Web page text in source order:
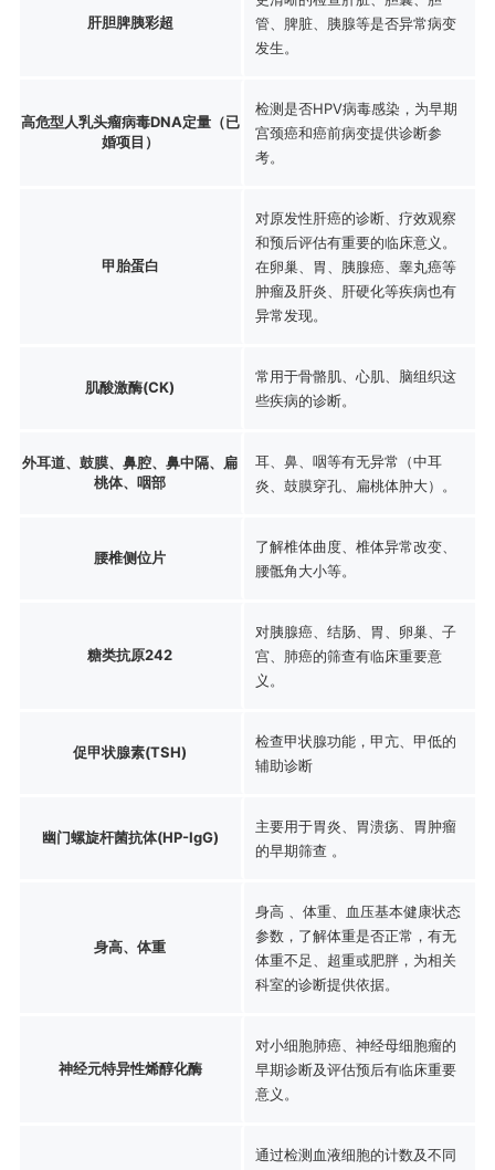
肝胆脾胰彩超
管、脾脏、胰腺等是否异常病变
发生。
高危型人乳头瘤病毒DNA定量（已
婚项目）
检测是否HPV病毒感染，为早期
宫颈癌和癌前病变提供诊断参
考。
甲胎蛋白
对原发性肝癌的诊断、疗效观察
和预后评估有重要的临床意义。
在卵巢、胃、胰腺癌、睾丸癌等
肿瘤及肝炎、肝硬化等疾病也有
异常发现。
肌酸激酶(CK)
常用于骨骼肌、心肌、脑组织这
些疾病的诊断。
外耳道、鼓膜、鼻腔、鼻中隔、扁
桃体、咽部
耳、鼻、咽等有无异常（中耳
炎、鼓膜穿孔、扁桃体肿大）。
腰椎侧位片
了解椎体曲度、椎体异常改变、
腰骶角大小等。
糖类抗原242
对胰腺癌、结肠、胃、卵巢、子
宫、肺癌的筛查有临床重要意
义。
促甲状腺素(TSH)
检查甲状腺功能，甲亢、甲低的
辅助诊断
幽门螺旋杆菌抗体(HP-IgG)
主要用于胃炎、胃溃疡、胃肿瘤
的早期筛查 。
身高、体重
身高 、体重、血压基本健康状态
参数，了解体重是否正常，有无
体重不足、超重或肥胖，为相关
科室的诊断提供依据。
神经元特异性烯醇化酶
对小细胞肺癌、神经母细胞瘤的
早期诊断及评估预后有临床重要
意义。
通过检测血液细胞的计数及不同